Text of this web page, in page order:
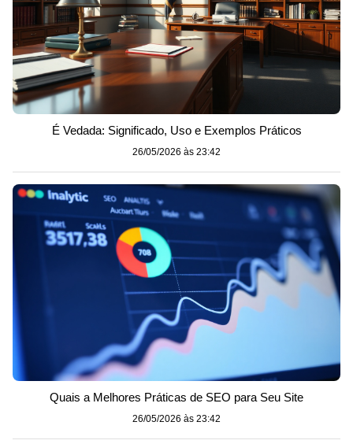
É Vedada: Significado, Uso e Exemplos Práticos
26/05/2026 às 23:42
Quais a Melhores Práticas de SEO para Seu Site
26/05/2026 às 23:42